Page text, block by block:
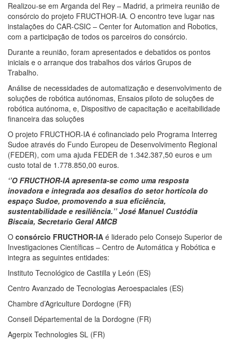
Realizou-se em Arganda del Rey – Madrid, a primeira reunião de
consórcio do projeto FRUCTHOR-IA. O encontro teve lugar nas
instalações do CAR-CSIC – Center for Automation and Robotics,
com a participação de todos os parceiros do consórcio.
Durante a reunião, foram apresentados e debatidos os pontos
iniciais e o arranque dos trabalhos dos vários Grupos de
Trabalho.
Análise de necessidades de automatização e desenvolvimento de
soluções de robótica autónomas, Ensaios piloto de soluções de
robótica autónoma, e, Dispositivo de capacitação e aceitabilidade
financeira das soluções
O projeto FRUCTHOR-IA é cofinanciado pelo Programa Interreg
Sudoe através do Fundo Europeu de Desenvolvimento Regional
(FEDER), com uma ajuda FEDER de 1.342.387,50 euros e um
custo total de 1.778.850,00 euros.
‘’O FRUCTHOR-IA apresenta-se como uma resposta
inovadora e integrada aos desafios do setor hortícola do
espaço Sudoe, promovendo a sua eficiência,
sustentabilidade e resiliência.’’ José Manuel Custódia
Biscaia, Secretario Geral AMCB
O consórcio FRUCTHOR-IA é liderado pelo Consejo Superior de
Investigaciones Científicas – Centro de Automática y Robótica e
integra as seguintes entidades:
Instituto Tecnológico de Castilla y León (ES)
Centro Avanzado de Tecnologias Aeroespaciales (ES)
Chambre d’Agriculture Dordogne (FR)
Conseil Départemental de la Dordogne (FR)
Agerpix Technologies SL (FR)